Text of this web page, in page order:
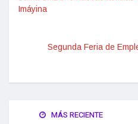
Imáyina
Segunda Feria de
MÁS RECIENTE